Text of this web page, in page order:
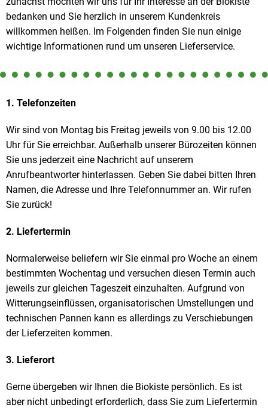
Veggie & Vegan
Backwaren
Natur-Drogerie
AllerLiebe
Großgebinde
Über uns
Service
bedanken und Sie herzlich in unserem Kundenkreis
willkommen heißen. Im Folgenden finden Sie nun einige
wichtige Informationen rund um unseren Lieferservice.
1. Telefonzeiten
Wir sind von Montag bis Freitag jeweils von 9.00 bis 12.00
Uhr für Sie erreichbar. Außerhalb unserer Bürozeiten können
Sie uns jederzeit eine Nachricht auf unserem
Anrufbeantworter hinterlassen. Geben Sie dabei bitten Ihren
Namen, die Adresse und Ihre Telefonnummer an. Wir rufen
Sie zurück!
2. Liefertermin
Normalerweise beliefern wir Sie einmal pro Woche an einem
bestimmten Wochentag und versuchen diesen Termin auch
jeweils zur gleichen Tageszeit einzuhalten. Aufgrund von
Witterungseinflüssen, organisatorischen Umstellungen und
technischen Pannen kann es allerdings zu Verschiebungen
der Lieferzeiten kommen.
3. Lieferort
Gerne übergeben wir Ihnen die Biokiste persönlich. Es ist
aber nicht unbedingt erforderlich, dass Sie zum Liefertermin